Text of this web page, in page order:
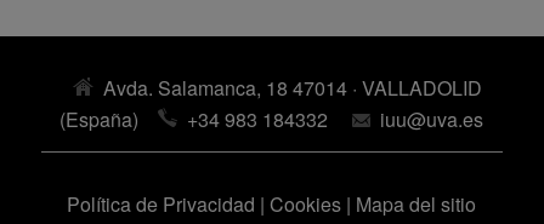
Avda. Salamanca, 18 47014 · VALLADOLID
(España)
+34 983 184332 iuu@uva.es
Política de Privacidad | Cookies | Mapa del sitio